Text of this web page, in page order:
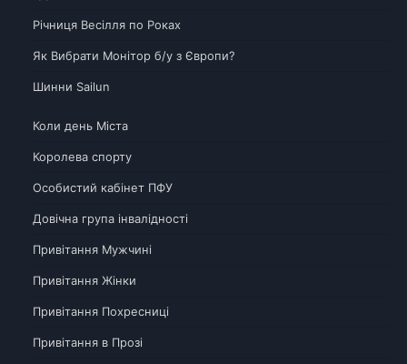
Річниця Весілля по Роках
Як Вибрати Монітор б/у з Європи?
Шинни Sailun
Коли день Міста
Королева спорту
Особистий кабінет ПФУ
Довічна група інвалідності
Привітання Мужчині
Привітання Жінки
Привітання Похресниці
Привітання в Прозі